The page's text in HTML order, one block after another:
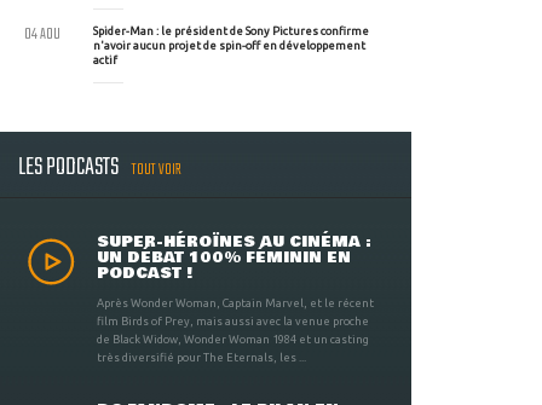
Spider-Man : le président de Sony Pictures confirme
n'avoir aucun projet de spin-off en développement
actif
04 AOU
LES PODCASTS TOUT VOIR
SUPER-HÉROÏNES AU CINÉMA :
UN DÉBAT 100% FÉMININ EN
PODCAST !
Après Wonder Woman, Captain Marvel, et le récent
film Birds of Prey, mais aussi avec la venue proche
de Black Widow, Wonder Woman 1984 et un casting
très diversifié pour The Eternals, les ...